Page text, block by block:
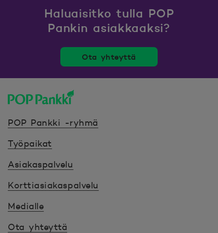
Haluaisitko tulla POP
Pankin asiakkaaksi?
Ota yhteyttä
POP Pankki -ryhmä
Työpaikat
Asiakaspalvelu
Korttiasiakaspalvelu
Medialle
Ota yhteyttä